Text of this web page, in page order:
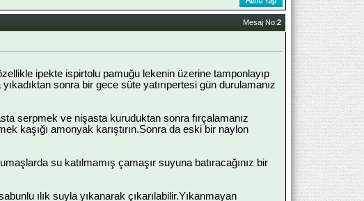
Mesaj No:2
ipekte ispirtolu pamuğu lekenin üzerine tamponlayıp
sonra bir gece süte yatırıpertesi gün durulamanız
serpmek ve nişasta kuruduktan sonra fırçalamanız
kaşığı amonyak karıştırın.Sonra da eski bir naylon
su katılmamış çamaşır suyuna batıracağınız bir
ılık suyla yıkanarak çıkarılabilir.Yıkanmayan